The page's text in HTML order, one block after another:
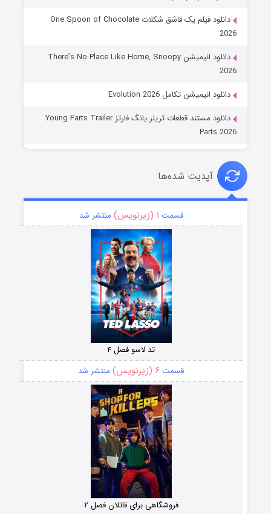
دانلود فیلم یک قاشق شکلات One Spoon of Chocolate
2026
دانلود انیمیشن There’s No Place Like Home, Snoopy
2026
دانلود انیمیشن تکامل Evolution 2026
دانلود مستند قطعات تریلر یانگ فارتز Young Farts Trailer
Parts 2026
آپدیت شده‌ها
قسمت ۱ (زیرنویس) منتشر شد
تد لاسو فصل ۴
قسمت ۶ (زیرنویس) منتشر شد
فروشگاهی برای قاتلان فصل ۲